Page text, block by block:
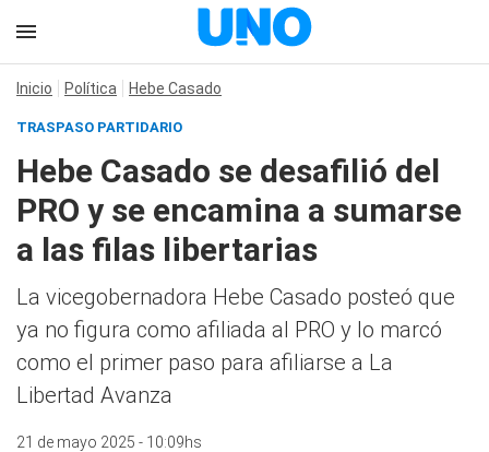
Inicio Política Hebe Casado
TRASPASO PARTIDARIO
Hebe Casado se desafilió del
PRO y se encamina a sumarse
a las filas libertarias
La vicegobernadora Hebe Casado posteó que
ya no figura como afiliada al PRO y lo marcó
como el primer paso para afiliarse a La
Libertad Avanza
21 de mayo 2025 - 10:09hs